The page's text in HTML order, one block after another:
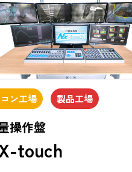
ン工場 製品工場
操作盤
touch